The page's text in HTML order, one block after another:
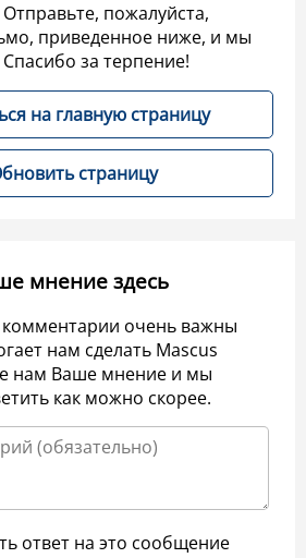
пожалуйста,
приведенное ниже, и мы
за терпение!
на главную страницу
страницу
мнение здесь
очень важны
нам сделать Mascus
нам Ваше мнение и мы
как можно скорее.
ответ на это сообщение